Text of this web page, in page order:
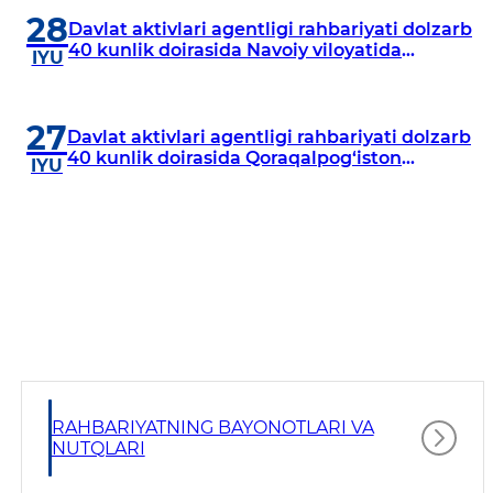
28
IYU
Davlat aktivlari agentligi rahbariyati dolzarb
40 kunlik doirasida Navoiy viloyatida
27
IYU
Davlat aktivlari agentligi rahbariyati dolzarb
40 kunlik doirasida Qoraqalpog‘iston
RAHBARIYATNING BAYONOTLARI VA
NUTQLARI